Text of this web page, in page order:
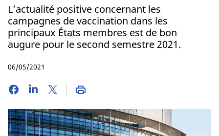
L’actualité positive concernant les
campagnes de vaccination dans les
principaux États membres est de bon
augure pour le second semestre 2021.
06/05/2021